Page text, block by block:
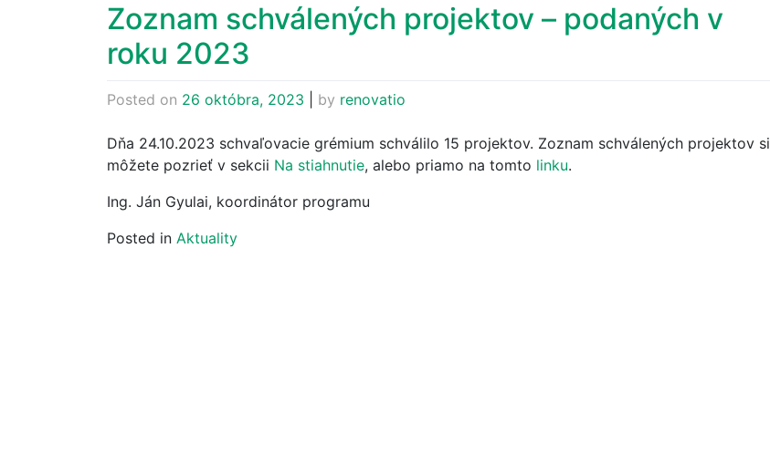
Zoznam schválených projektov – podaných v
roku 2023
Posted on 26 októbra, 2023 by renovatio
Dňa 24.10.2023 schvaľovacie grémium schválilo 15 projektov. Zoznam schválených projektov si
môžete pozrieť v sekcii Na stiahnutie, alebo priamo na tomto linku.
Ing. Ján Gyulai, koordinátor programu
Posted in Aktuality